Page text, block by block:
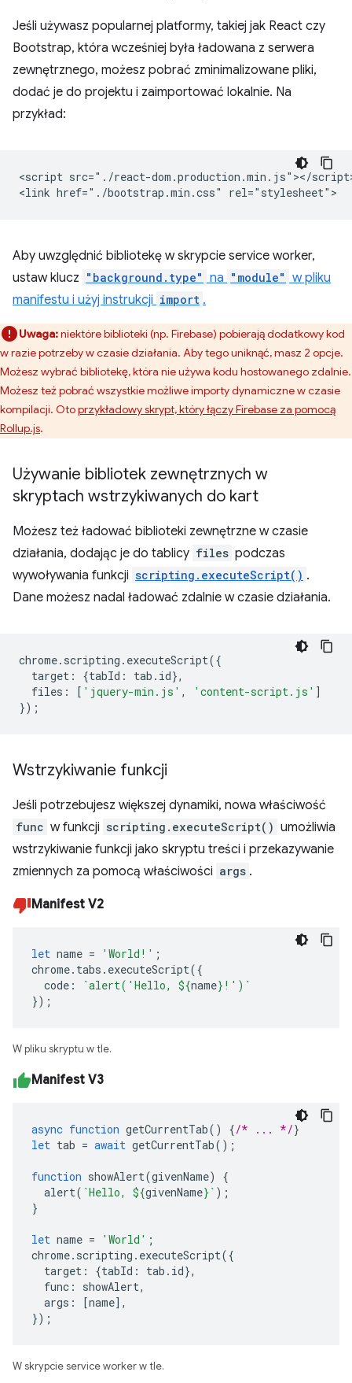
Jeśli używasz popularnej platformy, takiej jak React czy
Bootstrap, która wcześniej była ładowana z serwera
zewnętrznego, możesz pobrać zminimalizowane pliki,
dodać je do projektu i zaimportować lokalnie. Na
przykład:
<script src="./react-dom.production.min.js"></
Aby uwzględnić bibliotekę w skrypcie service worker,
ustaw klucz "background.type" na "module" w pliku
manifestu i użyj instrukcji import .
Uwaga:niektóre biblioteki (np. Firebase) pobierają dodatkowy kod
w razie potrzeby w czasie działania. Aby tego uniknąć, masz 2 opcje.
Możesz wybrać bibliotekę, która nie używa kodu hostowanego zdalnie.
Możesz też pobrać wszystkie możliwe importy dynamiczne w czasie
kompilacji. Otoprzykładowy skrypt, który łączy Firebase za pomocą
Rollup.js.
Używanie bibliotek zewnętrznych w
skryptach wstrzykiwanych do kart
Możesz też ładować biblioteki zewnętrzne w czasie
działania, dodając je do tablicy files podczas
wywoływania funkcji scripting.executeScript() .
Dane możesz nadal ładować zdalnie w czasie działania.
chrome. scripting . executeScript({
target : {tabId : tab . id},
files : [ 'jquery-min.js' , 'content-script.js' ]
});
Wstrzykiwanie funkcji
Jeśli potrzebujesz większej dynamiki, nowa właściwość
func w funkcji scripting.executeScript() umożliwia
wstrzykiwanie funkcji jako skryptu treści i przekazywanie
zmiennych za pomocą właściwości args .
Manifest V2
let name = 'World!' ;
chrome. tabs . executeScript({
code : `alert('Hello, ${name} !')`
});
W pliku skryptu w tle.
Manifest V3
async function getCurrentTab() {/* ... */}
let tab = await getCurrentTab();
function showAlert(givenName)
{
alert( `Hello, ${givenName} ` );
}
let name = 'World' ;
chrome. scripting . executeScript({
target : {tabId : tab . id},
func : showAlert,
args : [name],
});
W skrypcie service worker w tle.